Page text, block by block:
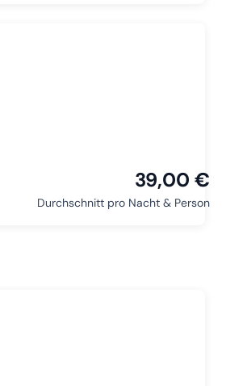
39,00 €
Durchschnitt pro Nacht & Person